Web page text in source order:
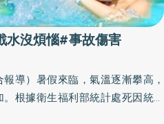
走失如何聯繫。
器官都是肋骨在保護；人的呼吸
靠胸廓的肌肉收縮，胸廓會外
動作，一旦肋骨斷掉，就會影響
像是深呼吸、咳嗽、睡覺翻身、
狀況就會越明顯。量身訂製鈦金
著醫療進步，肋骨骨折已有更好
沒煩惱#事故傷害
導）暑假來臨，氣溫逐漸攀高，
根據衛生福利部統計處死因統計